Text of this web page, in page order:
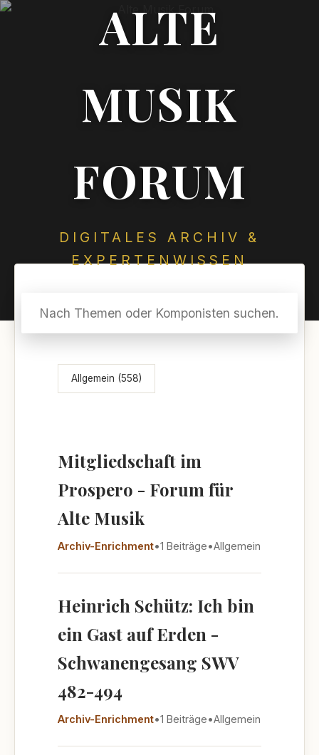
ALTE
MUSIK
FORUM
DIGITALES ARCHIV &
EXPERTENWISSEN
Themenübersicht
Allgemein (558)
Mitgliedschaft im
Prospero - Forum für
Alte Musik
Archiv-Enrichment•1 Beiträge•Allgemein
Heinrich Schütz: Ich bin
ein Gast auf Erden -
Schwanengesang SWV
482-494
Archiv-Enrichment•1 Beiträge•Allgemein